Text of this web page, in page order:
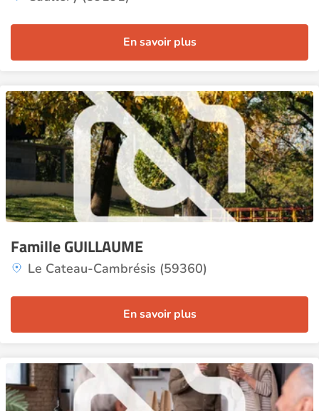
En savoir plus
Famille GUILLAUME
Le Cateau-Cambrésis (59360)
En savoir plus